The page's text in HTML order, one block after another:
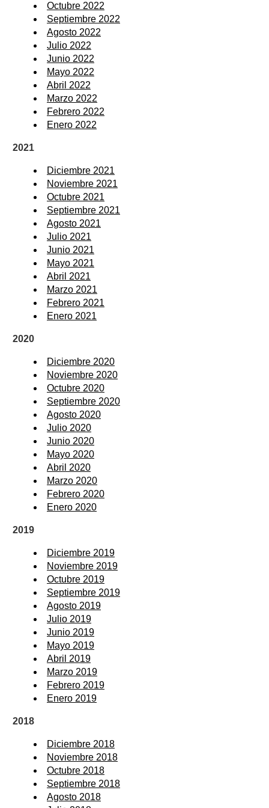
Octubre 2022
Septiembre 2022
Agosto 2022
Julio 2022
Junio 2022
Mayo 2022
Abril 2022
Marzo 2022
Febrero 2022
Enero 2022
2021
Diciembre 2021
Noviembre 2021
Octubre 2021
Septiembre 2021
Agosto 2021
Julio 2021
Junio 2021
Mayo 2021
Abril 2021
Marzo 2021
Febrero 2021
Enero 2021
2020
Diciembre 2020
Noviembre 2020
Octubre 2020
Septiembre 2020
Agosto 2020
Julio 2020
Junio 2020
Mayo 2020
Abril 2020
Marzo 2020
Febrero 2020
Enero 2020
2019
Diciembre 2019
Noviembre 2019
Octubre 2019
Septiembre 2019
Agosto 2019
Julio 2019
Junio 2019
Mayo 2019
Abril 2019
Marzo 2019
Febrero 2019
Enero 2019
2018
Diciembre 2018
Noviembre 2018
Octubre 2018
Septiembre 2018
Agosto 2018